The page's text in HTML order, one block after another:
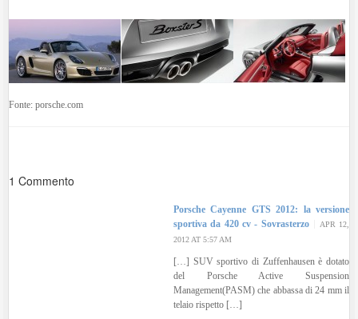
Fonte: porsche.com
1 Commento
Porsche Cayenne GTS 2012: la versione
sportiva da 420 cv - Sovrasterzo
APR 12,
2012 AT 5:57 AM
[…] SUV sportivo di Zuffenhausen è dotato
del Porsche Active Suspension
Management(PASM) che abbassa di 24 mm il
telaio rispetto […]